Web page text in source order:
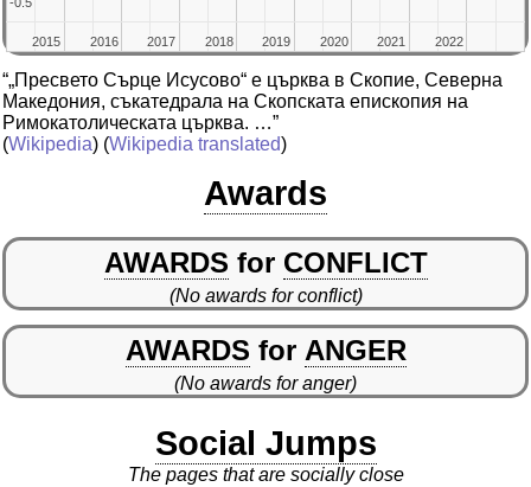
2015
2015 2016
2016 2017
2017 2018
2018 2019
2019 2020
2020 2021
2021 2022
2022
“„Пресвето Сърце Исусово“ е църква в Скопие, Северна
Македония, съкатедрала на Скопската епископия на
Римокатолическата църква. …”
(Wikipedia) (Wikipedia translated)
Awards
AWARDS for CONFLICT
(No awards for conflict)
AWARDS for ANGER
(No awards for anger)
Social Jumps
The pages that are socially close